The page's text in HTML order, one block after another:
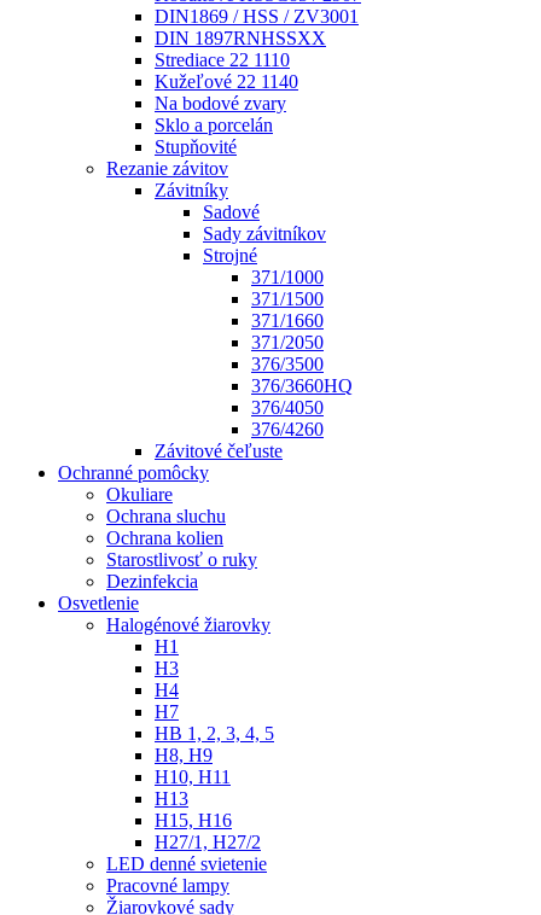
DIN1869 / HSS / ZV3001
DIN 1897RNHSSXX
Strediace 22 1110
Kužeľové 22 1140
Na bodové zvary
Sklo a porcelán
Stupňovité
Rezanie závitov
Závitníky
Sadové
Sady závitníkov
Strojné
371/1000
371/1500
371/1660
371/2050
376/3500
376/3660HQ
376/4050
376/4260
Závitové čeľuste
Ochranné pomôcky
Okuliare
Ochrana sluchu
Ochrana kolien
Starostlivosť o ruky
Dezinfekcia
Osvetlenie
Halogénové žiarovky
H1
H3
H4
H7
HB 1, 2, 3, 4, 5
H8, H9
H10, H11
H13
H15, H16
H27/1, H27/2
LED denné svietenie
Pracovné lampy
Žiarovkové sady